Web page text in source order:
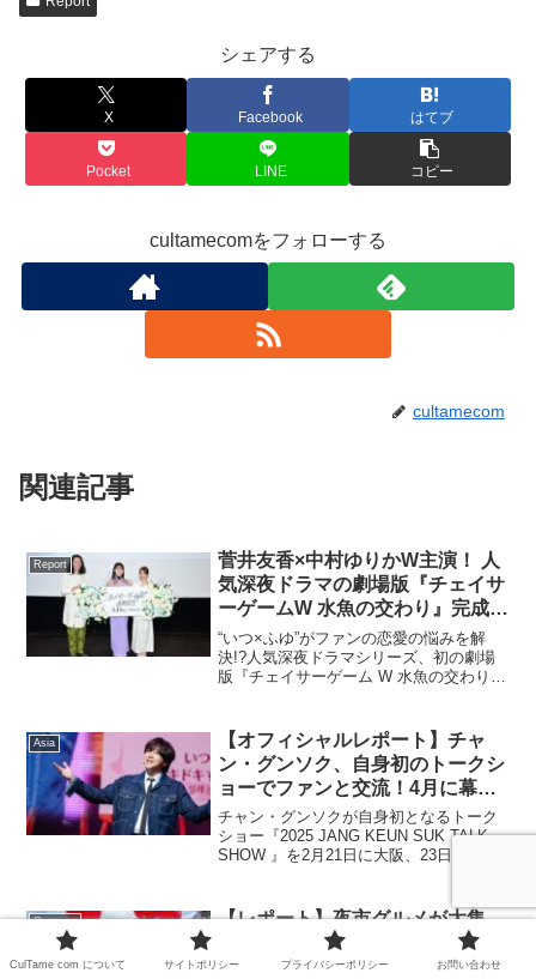
シェアする
X Facebook はてブ
Pocket LINE コピー
cultamecomをフォローする
cultamecom
関連記事
Report
菅井友香×中村ゆりかW主演！ 人
気深夜ドラマの劇場版『チェイサ
ーゲームW 水魚の交わり』完成披
露イベント公式レポ 一夜限りの
恋愛相談トーク開催！
“いつ×ふゆ”がファンの恋愛の悩みを解
決!?人気深夜ドラマシリーズ、初の劇場
版『チェイサーゲーム W 水魚の交わり』
愛相談トーク”と題した完成披露イベント
が実...
Asia
【オフィシャルレポート】チャ
ン・グンソク、自身初のトークシ
ョーでファンと交流！4月に幕張
イベントホールでソロライブの開
催も決定！
チャン・グンソクが自身初となるトーク
ショー『2025 JANG KEUN SUK TALK
SHOW 』を2月21日に大阪、23日に東京
継されるサプライズからイベントは...
Gourmet
【レポート】夜市グルメが大集
合！「台湾祭in 東京スカイツリー
タウン2025」に行ってきまし
CulTame com について サイトポリシー プライバシーポリシー お問い合わせ